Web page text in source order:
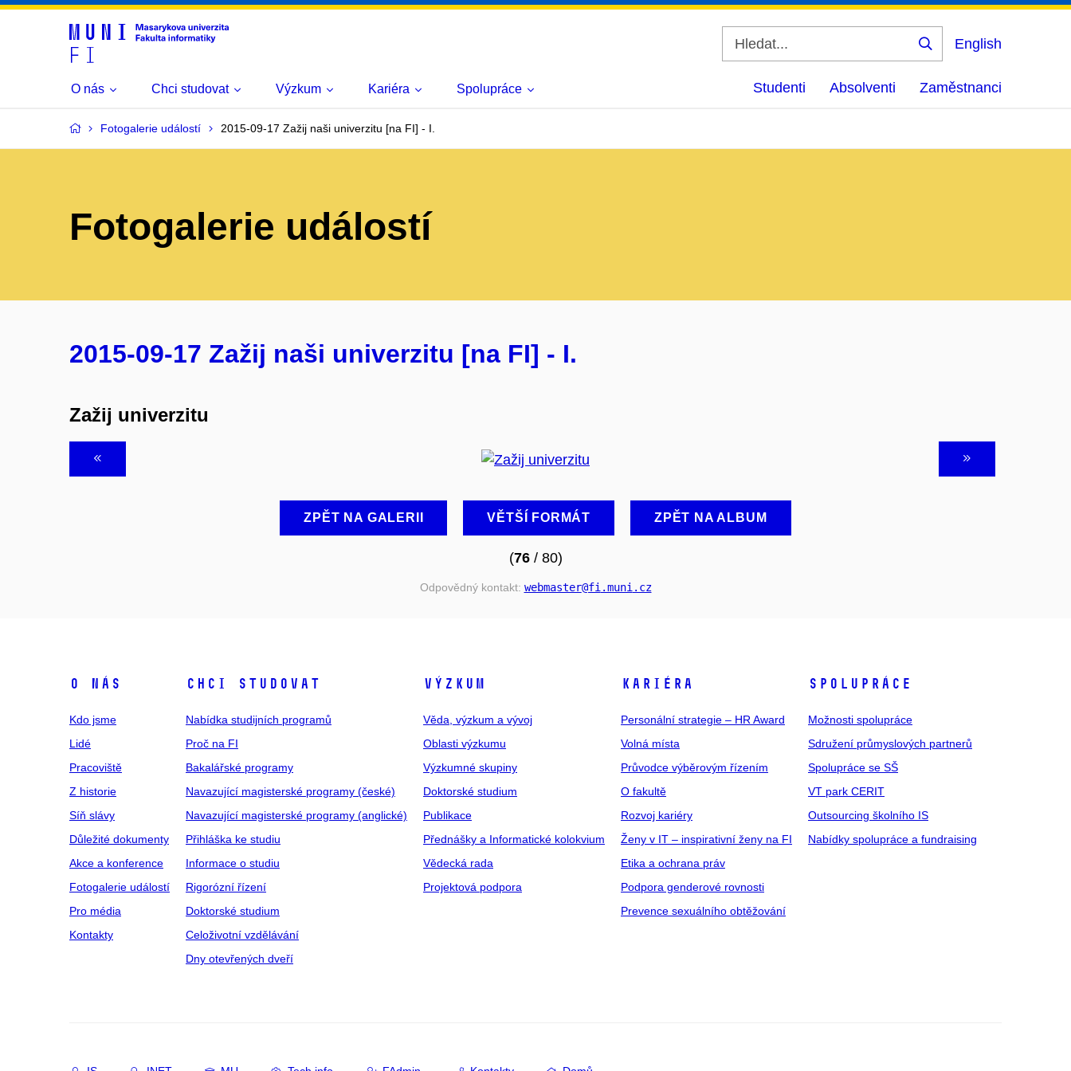
Vyhledat
English
O nás Chci studovat Výzkum Kariéra Spolupráce Studenti Absolventi Zaměstnanci
Fotogalerie událostí 2015-09-17 Zažij naši univerzitu [na FI] - I.
Fotogalerie událostí
2015-09-17 Zažij naši univerzitu [na FI] - I.
Zažij univerzitu
ZPĚT NA GALERII VĚTŠÍ FORMÁT ZPĚT NA ALBUM
(76/ 80)
Odpovědný kontakt: webmaster@fi .muni .cz
O NÁS
Kdo jsme
Lidé
Pracoviště
Z historie
Síň slávy
Důležité dokumenty
Akce a konference
Fotogalerie událostí
Pro média
Kontakty
CHCI STUDOVAT
Nabídka studijních programů
Proč na FI
Bakalářské programy
Navazující magisterské programy (české)
Navazující magisterské programy (anglické)
Přihláška ke studiu
Informace o studiu
Rigorózní řízení
Doktorské studium
Celoživotní vzdělávání
Dny otevřených dveří
VÝZKUM
Věda, výzkum a vývoj
Oblasti výzkumu
Výzkumné skupiny
Doktorské studium
Publikace
Přednášky a Informatické kolokvium
Vědecká rada
Projektová podpora
KARIÉRA
Personální strategie – HR Award
Volná místa
Průvodce výběrovým řízením
O fakultě
Rozvoj kariéry
Ženy v IT – inspirativní ženy na FI
Etika a ochrana práv
Podpora genderové rovnosti
Prevence sexuálního obtěžování
SPOLUPRÁCE
Možnosti spolupráce
Sdružení průmyslových partnerů
Spolupráce se SŠ
VT park CERIT
Outsourcing školního IS
Nabídky spolupráce a fundraising